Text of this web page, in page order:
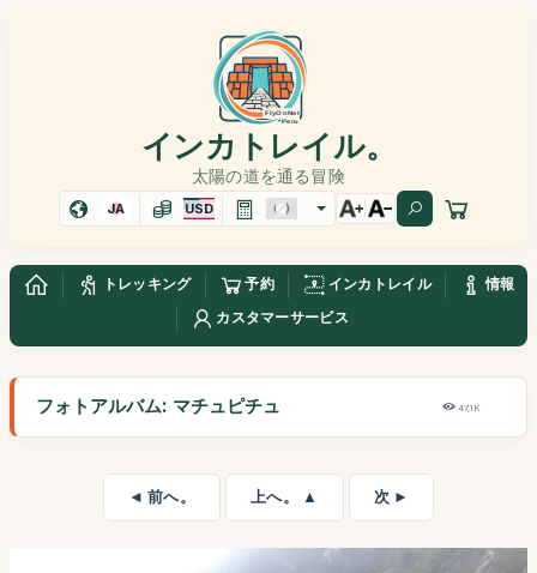
インカトレイル。
太陽の道を通る冒険
JA USD
トレッキング 予約 インカトレイル
情報
カスタマーサービス
フォトアルバム: マチュピチュ 47,1K
◄ 前へ。 上へ。 ▲ 次 ►